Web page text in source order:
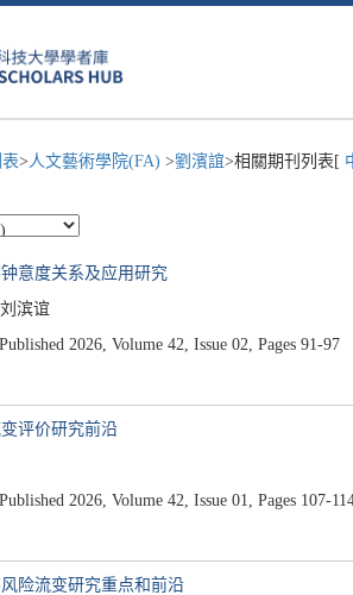
>人文藝術學院(FA) >劉濱誼>相關期刊列表[
意度关系及应用研究
滨谊
2026, Volume 42, Issue 02, Pages 91-97
评价研究前沿
2026, Volume 42, Issue 01, Pages 107-
险流变研究重点和前沿